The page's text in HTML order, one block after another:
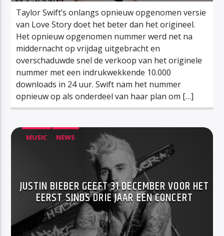
Taylor Swift’s onlangs opnieuw opgenomen versie
van Love Story doet het beter dan het origineel.
Het opnieuw opgenomen nummer werd net na
middernacht op vrijdag uitgebracht en
overschaduwde snel de verkoop van het originele
nummer met een indrukwekkende 10.000
downloads in 24 uur. Swift nam het nummer
opnieuw op als onderdeel van haar plan om […]
MUSIC NEWS
JUSTIN BIEBER GEEFT 31 DECEMBER VOOR HET
EERST SINDS DRIE JAAR EEN CONCERT